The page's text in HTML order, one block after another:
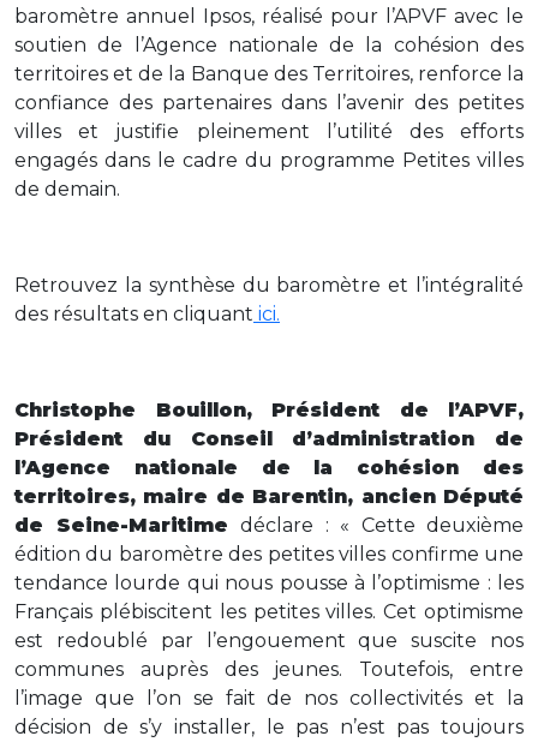
baromètre annuel Ipsos, réalisé pour l’APVF avec le
soutien de l’Agence nationale de la cohésion des
territoires et de la Banque des Territoires, renforce la
confiance des partenaires dans l’avenir des petites
villes et justifie pleinement l’utilité des efforts
engagés dans le cadre du programme Petites villes
de demain.
Retrouvez la synthèse du baromètre et l’intégralité
des résultats en cliquant ici.
Christophe Bouillon, Président de l’APVF,
Président du Conseil d’administration de
l’Agence nationale de la cohésion des
territoires, maire de Barentin, ancien Député
de Seine-Maritime déclare : « Cette deuxième
édition du baromètre des petites villes confirme une
tendance lourde qui nous pousse à l’optimisme : les
Français plébiscitent les petites villes. Cet optimisme
est redoublé par l’engouement que suscite nos
communes auprès des jeunes. Toutefois, entre
l’image que l’on se fait de nos collectivités et la
décision de s’y installer, le pas n’est pas toujours